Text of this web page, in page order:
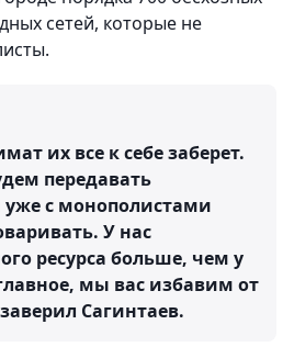
сетей, которые не
их все к себе заберет.
передавать
с монополистами
У нас
ресурса больше, чем у
мы вас избавим от
Сагинтаев.